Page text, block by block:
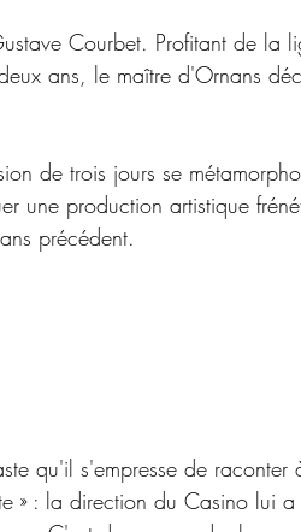
Courbet. Profitant de la
ans, le maître d'Ornans
de trois jours se
une production artistique
précédent.
qu'il s'empresse de raconter
» : la direction du Casino lui